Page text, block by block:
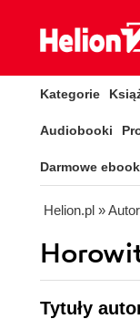
Kategorie
Audiobooki
Darmowe
Helion.pl »
Tytuły